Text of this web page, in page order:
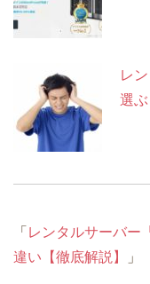
レ
選
「 レンタルサーバー
違い【徹底解説】
」